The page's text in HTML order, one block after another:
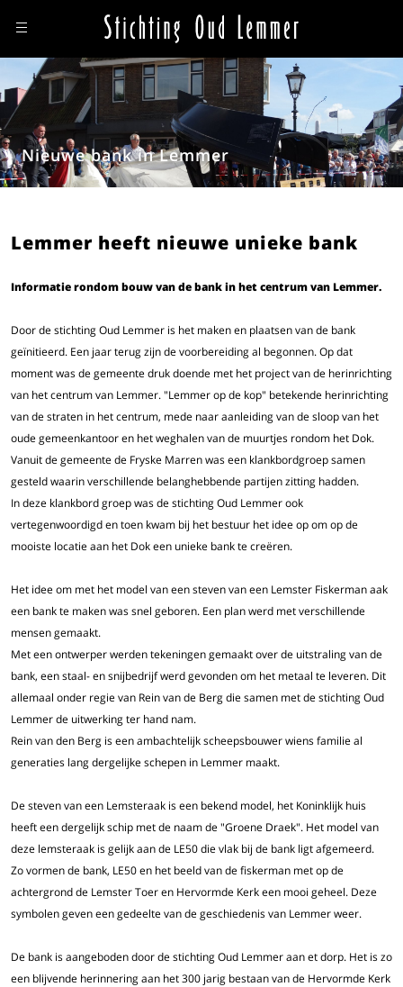
Nieuwe bank in Lemmer
Lemmer heeft nieuwe unieke bank
Informatie rondom bouw van de bank in het centrum van Lemmer.
Door de stichting Oud Lemmer is het maken en plaatsen van de bank
geïnitieerd. Een jaar terug zijn de voorbereiding al begonnen. Op dat
moment was de gemeente druk doende met het project van de herinrichting
van het centrum van Lemmer. "Lemmer op de kop" betekende herinrichting
van de straten in het centrum, mede naar aanleiding van de sloop van het
oude gemeenkantoor en het weghalen van de muurtjes rondom het Dok.
Vanuit de gemeente de Fryske Marren was een klankbordgroep samen
gesteld waarin verschillende belanghebbende partijen zitting hadden.
In deze klankbord groep was de stichting Oud Lemmer ook
vertegenwoordigd en toen kwam bij het bestuur het idee op om op de
mooiste locatie aan het Dok een unieke bank te creëren.
Het idee om met het model van een steven van een Lemster Fiskerman aak
een bank te maken was snel geboren. Een plan werd met verschillende
mensen gemaakt.
Met een ontwerper werden tekeningen gemaakt over de uitstraling van de
bank, een staal- en snijbedrijf werd gevonden om het metaal te leveren. Dit
allemaal onder regie van Rein van de Berg die samen met de stichting Oud
Lemmer de uitwerking ter hand nam.
Rein van den Berg is een ambachtelijk scheepsbouwer wiens familie al
generaties lang dergelijke schepen in Lemmer maakt.
De steven van een Lemsteraak is een bekend model, het Koninklijk huis
heeft een dergelijk schip met de naam de "Groene Draek". Het model van
deze lemsteraak is gelijk aan de LE50 die vlak bij de bank ligt afgemeerd.
Zo vormen de bank, LE50 en het beeld van de fiskerman met op de
achtergrond de Lemster Toer en Hervormde Kerk een mooi geheel. Deze
symbolen geven een gedeelte van de geschiedenis van Lemmer weer.
De bank is aangeboden door de stichting Oud Lemmer aan et dorp. Het is zo
een blijvende herinnering aan het 300 jarig bestaan van de Hervormde Kerk